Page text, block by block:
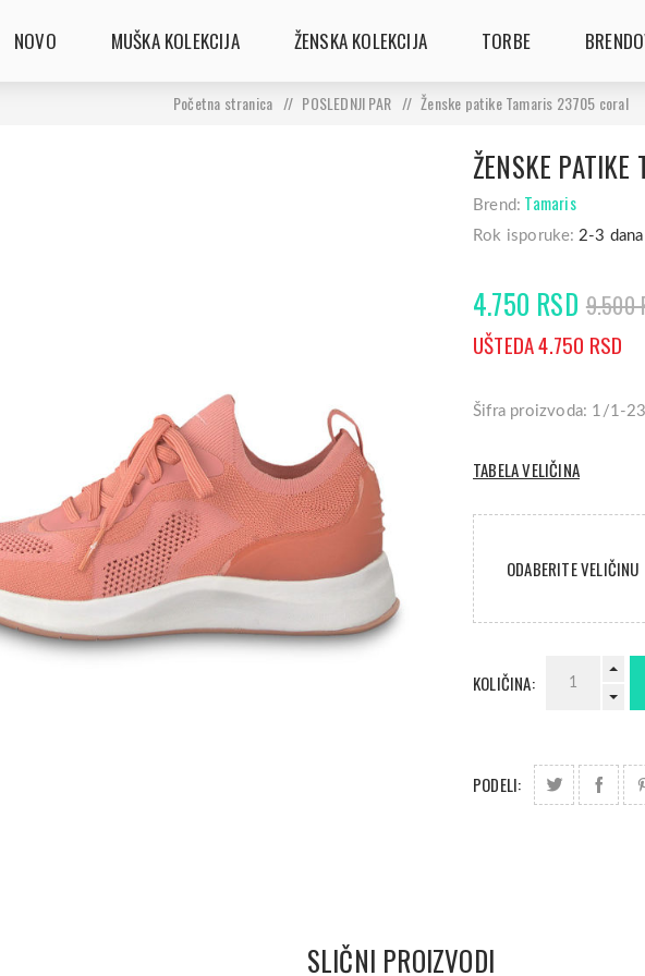
NOVO MUŠKA KOLEKCIJA ŽENSKA KOLEKCIJA TORBE
Početna stranica / POSLEDNJI PAR / Ženske patike Tamaris 23705 coral
ŽENSKE
Brend: Tamaris
Rok isporuke: 2-3 dana
4.750 RSD 9.500
UŠTEDA 4.750 RSD
Šifra proizvoda: 1/1-
TABELA VELIČINA
ODABERITE VELIČINU
KOLIČINA:
PODELI:
SLIČNI PROIZVODI